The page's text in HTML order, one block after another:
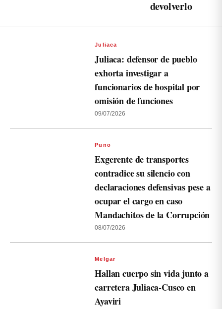
devolverlo
Juliaca
Juliaca: defensor de pueblo
exhorta investigar a
funcionarios de hospital por
omisión de funciones
09/07/2026
Puno
Exgerente de transportes
contradice su silencio con
declaraciones defensivas pese a
ocupar el cargo en caso
Mandachitos de la Corrupción
08/07/2026
Melgar
Hallan cuerpo sin vida junto a
carretera Juliaca-Cusco en
Ayaviri